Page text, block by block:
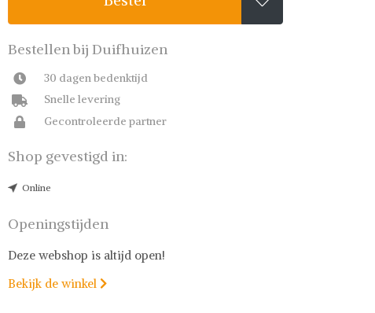
Bestellen bij Duifhuizen
30 dagen bedenktijd
Snelle levering
Gecontroleerde partner
Shop gevestigd in:
Online
Openingstijden
Deze webshop is altijd open!
Bekijk de winkel 